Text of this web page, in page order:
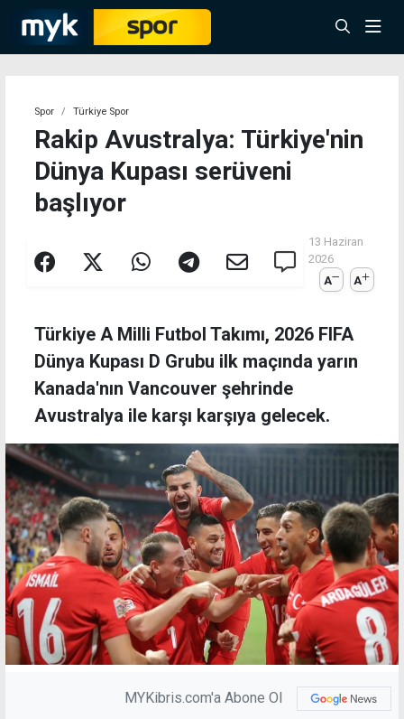
Spor Türkiye Spor
Rakip Avustralya: Türkiye'nin
Dünya Kupası serüveni
başlıyor
13 Haziran
2026
A
A
Türkiye A Milli Futbol Takımı, 2026 FIFA
Dünya Kupası D Grubu ilk maçında yarın
Kanada'nın Vancouver şehrinde
Avustralya ile karşı karşıya gelecek.
MYKibris.com'a Abone Ol